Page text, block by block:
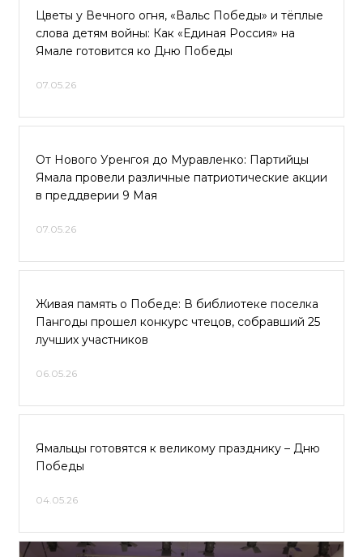
Цветы у Вечного огня, «Вальс Победы» и тёплые
слова детям войны: Как «Единая Россия» на
Ямале готовится ко Дню Победы
07.05.26
От Нового Уренгоя до Муравленко: Партийцы
Ямала провели различные патриотические акции
в преддверии 9 Мая
07.05.26
Живая память о Победе: В библиотеке поселка
Пангоды прошел конкурс чтецов, собравший 25
лучших участников
06.05.26
Ямальцы готовятся к великому празднику – Дню
Победы
04.05.26